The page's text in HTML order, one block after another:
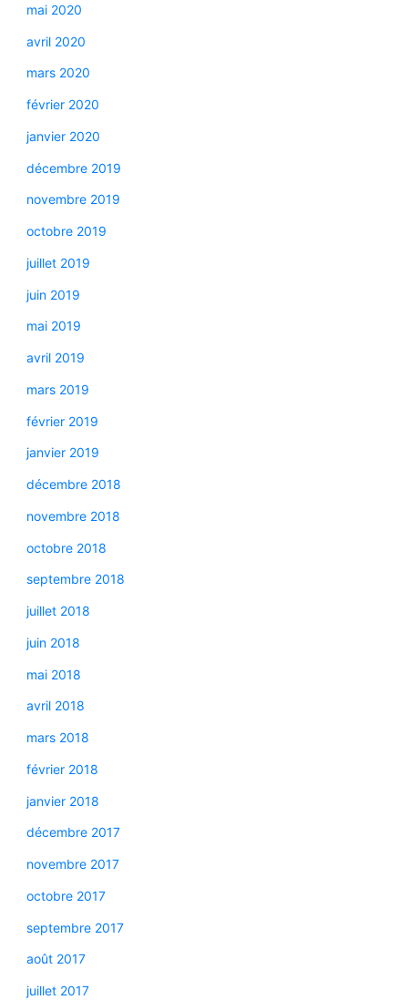
mai 2020
avril 2020
mars 2020
février 2020
janvier 2020
décembre 2019
novembre 2019
octobre 2019
juillet 2019
juin 2019
mai 2019
avril 2019
mars 2019
février 2019
janvier 2019
décembre 2018
novembre 2018
octobre 2018
septembre 2018
juillet 2018
juin 2018
mai 2018
avril 2018
mars 2018
février 2018
janvier 2018
décembre 2017
novembre 2017
octobre 2017
septembre 2017
août 2017
juillet 2017